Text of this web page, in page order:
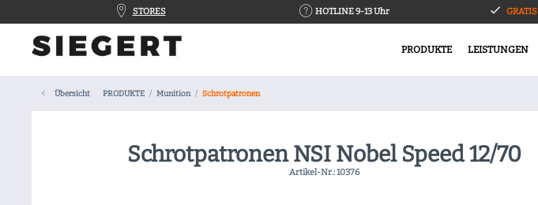
STORES HOTLINE 9-13 Uhr GRATIS
PRODUKTE LEISTUNGEN
Übersicht PRODUKTE Munition Schrotpatronen
Schrotpatronen NSI Nobel Speed 12/70
Artikel-Nr.:10376